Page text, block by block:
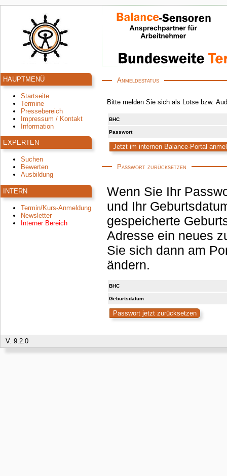
HAUPTMENÜ
Startseite
Termine
Pressebereich
Impressum / Kontakt
Information
EXPERTEN
Suchen
Bewerten
Ausbildung
INTERN
Termin/Kurs-Anmeldung
Newsletter
Interner Bereich
Anmeldestatus
Bitte melden Sie sich als Lotse bzw.
BHC
Passwort
Passwort zurücksetzen
Wenn Sie Ihr
und Ihr
gespeicherte Geburtsdatum korrekt ist, wird an die hinterlegte E-Mail-
Adresse ein neues
Sie sich dann am Portal anmelden, sollten es aber umgehend
ändern.
BHC
Geburtsdatum
V. 9.2.0